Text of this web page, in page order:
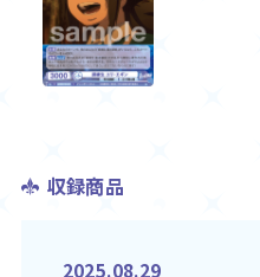
収録商品
2025.08.29